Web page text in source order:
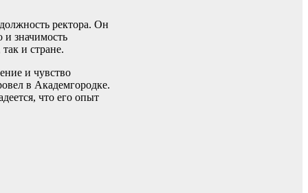
ректора. Он
и значимость
и стране.
и чувство
в Академгородке.
что его опыт